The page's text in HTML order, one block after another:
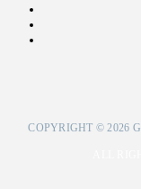
COPYRIGHT © 2026